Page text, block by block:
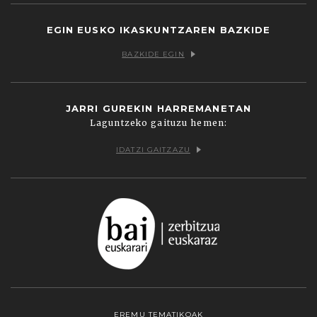
EGIN EUSKO IKASKUNTZAREN BAZKIDE
BAZKIDE EGIN
JARRI GUREKIN HARREMANETAN
Laguntzeko gaituzu hemen:
IDATZI GAITZAZU
EREMU TEMATIKOAK